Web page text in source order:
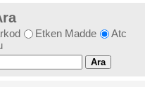
Etken Madde
Atc